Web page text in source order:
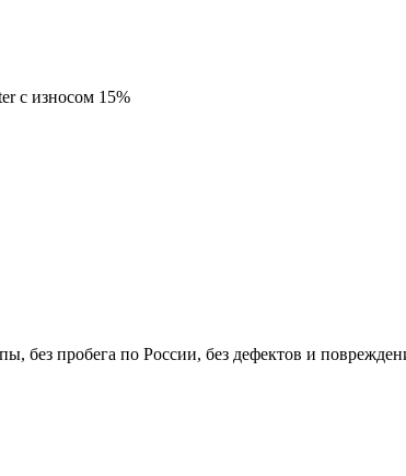
с износом 15%
без пробега по России, без дефектов и